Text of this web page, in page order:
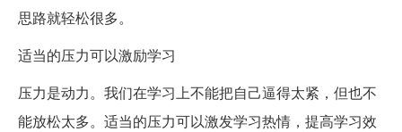
思路就轻松很多。
适当的压力可以激励学习
压力是动力。我们在学习上不能把自己逼得太紧，但也不
能放松太多。适当的压力可以激发学习热情，提高学习效